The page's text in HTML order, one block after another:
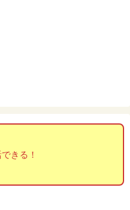
きる！